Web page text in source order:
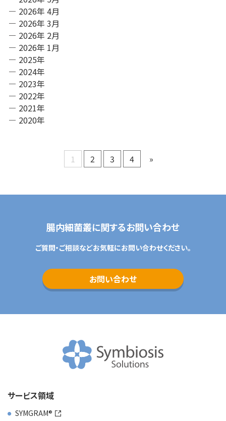
2026年 4月
2026年 3月
2026年 2月
2026年 1月
2025年
2024年
2023年
2022年
2021年
2020年
1 2 3 4 »
腸内細菌叢に関するお問い合わせ
ご質問・ご相談などお気軽にお問い合わせください。
お問い合わせ
サービス領域
SYMGRAM